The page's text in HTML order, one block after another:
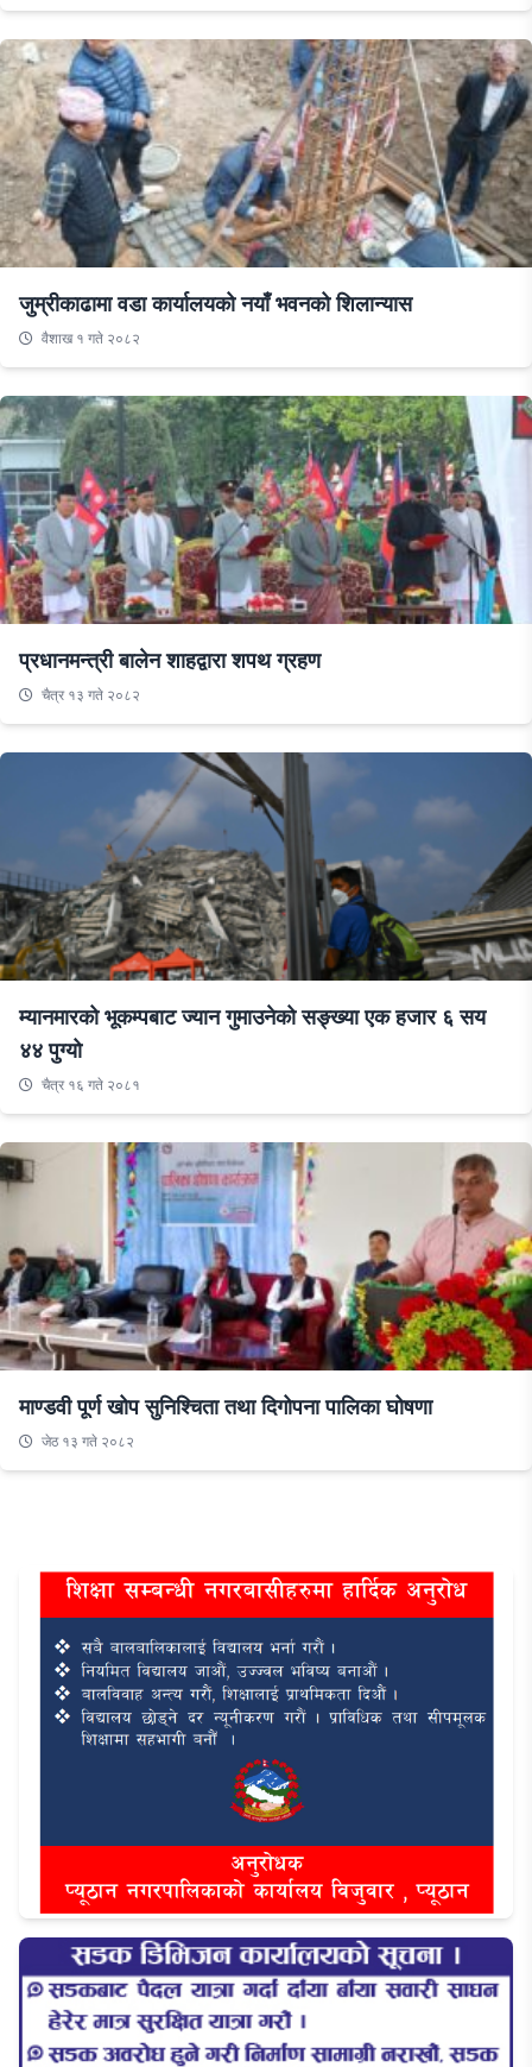
जुम्रीकाढामा वडा कार्यालयको नयाँ भवनको शिलान्यास
वैशाख १ गते २०८२
प्रधानमन्त्री बालेन शाहद्वारा शपथ ग्रहण
चैत्र १३ गते २०८२
म्यानमारको भूकम्पबाट ज्यान गुमाउनेको सङ्ख्या एक हजार ६ सय
४४ पुग्यो
चैत्र १६ गते २०८१
माण्डवी पूर्ण खोप सुनिश्चिता तथा दिगोपना पालिका घोषणा
जेठ १३ गते २०८२